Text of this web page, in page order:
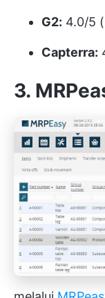
G2: 4.0/5
Capterra:
3.